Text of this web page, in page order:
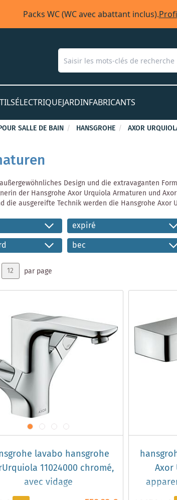
Packs WC (WC avec abattant inclus).
ÉLECTRIQUEJARDINFABRICANTS
SALLE DE BAIN HANSGROHE AXOR
Design und die extravaganten
der Hansgrohe Axor Urquiola Armaturen und
die ausgereifte Technik werden die Hansgrohe
expiré
bec
par page
lavabo hansgrohe
11024000 chromé,
avec vidage
Axor